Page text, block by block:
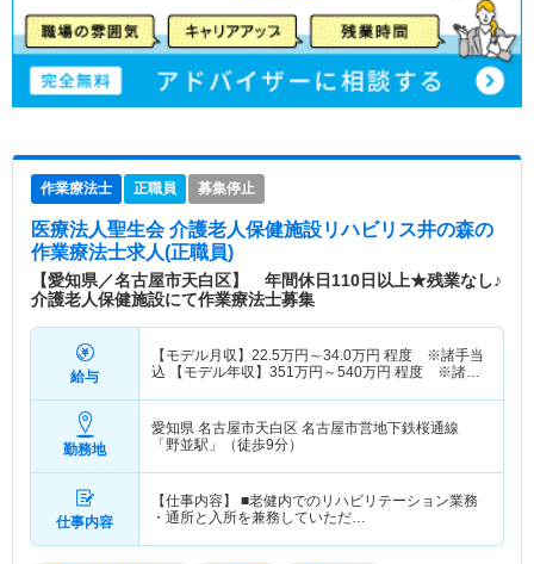
作業療法士 正職員 募集停止
医療法人聖生会 介護老人保健施設リハビリス井の森の
作業療法士求人(正職員)
【愛知県／名古屋市天白区】 年間休日110日以上★残業なし♪
介護老人保健施設にて作業療法士募集
給与
【モデル月収】 22.5万円～34.0万円 程度 ※諸手当
込 【モデル年収】 351万円～540万円 程度 ※諸手
勤務地
愛知県 名古屋市天白区 名古屋市営地下鉄桜通線
「野並駅」（徒歩9分）
仕事内容
【仕事内容】 ■老健内でのリハビリテーション業務
・通所と入所を兼務していただ…